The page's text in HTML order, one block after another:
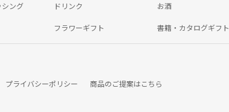
ング ドリンク お酒
フラワーギフト 書籍・カタログギフト
プライバシーポリシー 商品のご提案はこちら